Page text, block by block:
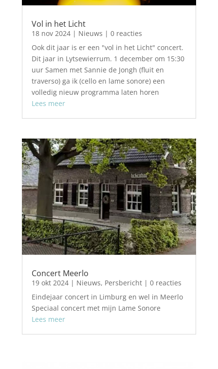
Vol in het Licht
18 nov 2024| Nieuws | 0 reacties
Ook dit jaar is er een "vol in het Licht" concert.
Dit jaar in Lytsewierrum. 1 december om 15:30
uur Samen met Sannie de Jongh (fluit en
traverso) ga ik (cello en lame sonore) een
volledig nieuw programma laten horen
Lees meer
Concert Meerlo
19 okt 2024| Nieuws, Persbericht| 0 reacties
Eindejaar concert in Limburg en wel in Meerlo
Speciaal concert met mijn Lame Sonore
Lees meer